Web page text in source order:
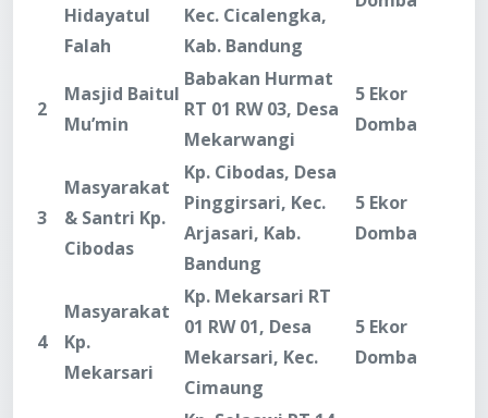
Hidayatul
Falah
Kec. Cicalengka,
Kab. Bandung
2
Masjid Baitul
Mu’min
Babakan Hurmat
RT 01 RW 03, Desa
Mekarwangi
5 Ekor
Domba
3
Masyarakat
& Santri Kp.
Cibodas
Kp. Cibodas, Desa
Pinggirsari, Kec.
Arjasari, Kab.
Bandung
5 Ekor
Domba
4
Masyarakat
Kp.
Mekarsari
Kp. Mekarsari RT
01 RW 01, Desa
Mekarsari, Kec.
Cimaung
5 Ekor
Domba